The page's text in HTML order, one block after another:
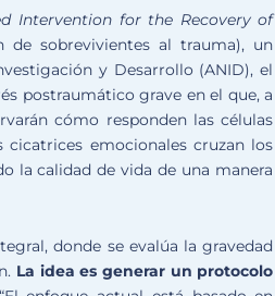
Intervention for the Recovery of
de sobrevivientes al trauma), un
y Desarrollo (ANID), el
postraumático grave en el que, a
cómo responden las células
cicatrices emocionales cruzan los
la calidad de vida de una manera
donde se evalúa la gravedad
La idea es generar un protocolo